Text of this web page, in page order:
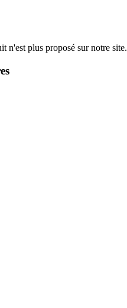
n'est plus proposé sur notre site.